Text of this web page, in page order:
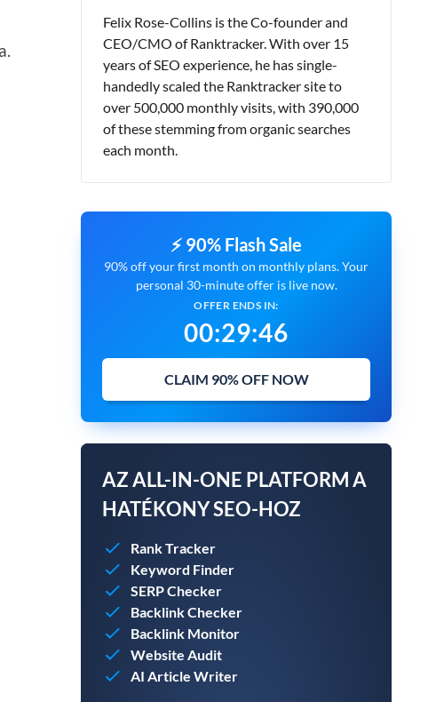
Felix Rose-Collins is the Co-founder and
CEO/CMO of Ranktracker. With over 15
years of SEO experience, he has single-
handedly scaled the Ranktracker site to
over 500,000 monthly visits, with 390,000
of these stemming from organic searches
each month.
⚡ 90% Flash Sale
90% off your first month on monthly plans. Your
personal 30-minute offer is live now.
OFFER ENDS IN:
00:29:45
CLAIM 90% OFF NOW
AZ ALL-IN-ONE PLATFORM A
HATÉKONY SEO-HOZ
Rank Tracker
Keyword Finder
SERP Checker
Backlink Checker
Backlink Monitor
Website Audit
AI Article Writer